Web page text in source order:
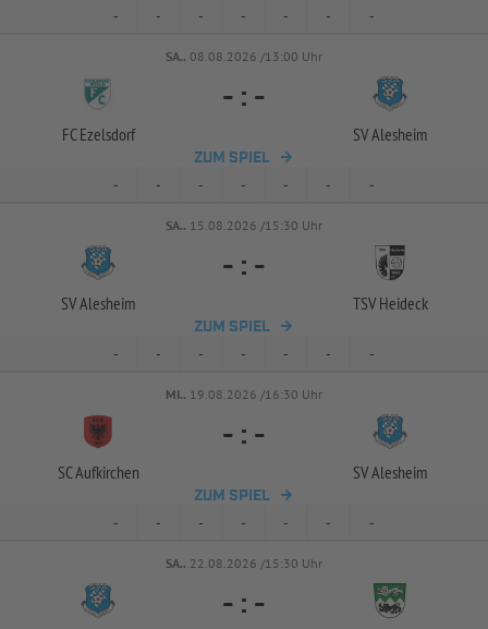
- - - - - - -
SA.. 08.08.2026 /13:00 Uhr
FC Ezelsdorf
- : -
SV Alesheim
ZUM SPIEL
- - - - - - -
SA.. 15.08.2026 /15:30 Uhr
SV Alesheim
- : -
TSV Heideck
ZUM SPIEL
- - - - - - -
MI.. 19.08.2026 /16:30 Uhr
SC Aufkirchen
- : -
SV Alesheim
ZUM SPIEL
- - - - - - -
SA.. 22.08.2026 /15:30 Uhr
- : -